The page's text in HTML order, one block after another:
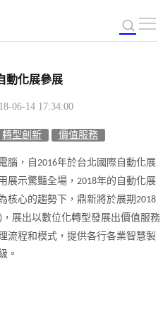
動化展參展
06-14 17:34:00
轉型創新 價值服務
腦，自 2016年於台北國際自動化展
展示驚豔全場， 2018年的自動化展
核心的趨勢下，鼎新將於展期2018
，展出以數位化轉型發展出價值服務
流程和模式，提供各行各業智慧製
。